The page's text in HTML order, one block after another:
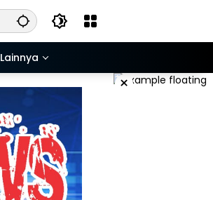
Lainnya
×